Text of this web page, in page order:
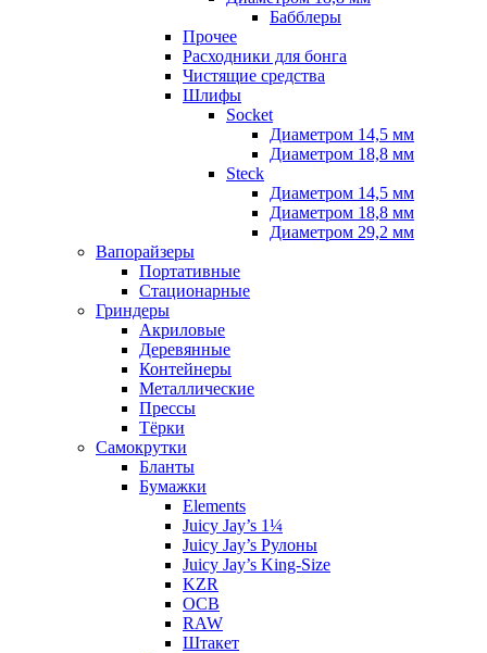
Бабблеры
Прочее
Расходники для бонга
Чистящие средства
Шлифы
Socket
Диаметром 14,5 мм
Диаметром 18,8 мм
Steck
Диаметром 14,5 мм
Диаметром 18,8 мм
Диаметром 29,2 мм
Вапорайзеры
Портативные
Стационарные
Гриндеры
Акриловые
Деревянные
Контейнеры
Металлические
Прессы
Тёрки
Самокрутки
Бланты
Бумажки
Elements
Juicy Jay’s 1¼
Juicy Jay’s Рулоны
Juicy Jay’s King-Size
KZR
OCB
RAW
Штакет